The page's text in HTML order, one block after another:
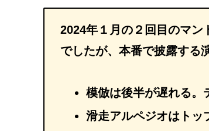
2024年１月の２回目のマン
でしたが、本番で披露する
模倣は後半が遅れる。
滑走アルペジオはトッ